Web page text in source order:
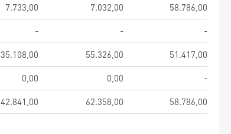
7.733,00 7.032,00
58.786,00
- -
-
35.108,00 55.326,00
51.417,00
0,00 0,00
-
42.841,00 62.358,00 58.786,00